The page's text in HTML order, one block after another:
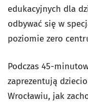
edukacyjnych dla
odbywać się w
poziomie zero
Podczas 45-
zaprezentują
Wrocławiu, jak